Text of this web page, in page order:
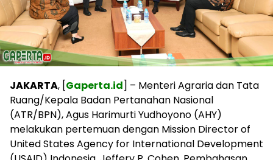
JAKARTA, [Gaperta.id] – Menteri Agraria dan Tata
Ruang/Kepala Badan Pertanahan Nasional
(ATR/BPN), Agus Harimurti Yudhoyono (AHY)
melakukan pertemuan dengan Mission Director of
United States Agency for International Development